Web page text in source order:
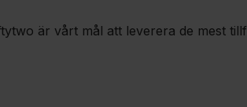
är vårt mål att leverera de mest